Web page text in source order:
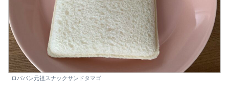
ロバパン元祖スナックサンドタマゴ